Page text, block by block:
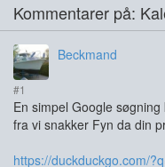
Kommentarer på:
Beckmand
#1
En simpel Google
fra vi snakker Fyn da din
https://duckduckgo.com/